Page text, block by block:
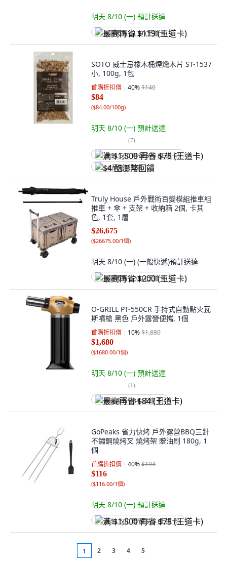
明天 8/10 (一) 預計送達
最高再省 $119 (王道卡)
SOTO 威士忌橡木桶煙燻木片 ST-1537
小, 100g, 1包
首購折扣價 40%$140
$84
($84.00/100g)
明天 8/10 (一) 預計送達
(7)
满 $1,500 再省 $75 (王道卡)
$4 酷澎幣回饋
Truly House 戶外戰術百變模組推車組
推車 + 傘 + 支架 + 收納箱 2個, 卡其
色, 1套, 1層
$26,675
($26675.00/1個)
明天 8/10 (一) (一般快遞)預計送達
最高再省 $200 (王道卡)
O-GRILL PT-550CR 手持式自動點火瓦
斯噴槍 黑色 戶外露營便攜, 1個
首購折扣價 10%$1,880
$1,680
($1680.00/1個)
明天 8/10 (一) 預計送達
(1)
最高再省 $84 (王道卡)
GoPeaks 省力快烤 戶外露營BBQ三針
不鏽鋼燒烤叉 燒烤架 贈油刷 180g, 1
個
首購折扣價 40%$194
$116
($116.00/1個)
明天 8/10 (一) 預計送達
满 $1,500 再省 $75 (王道卡)
1 2 3 4 5